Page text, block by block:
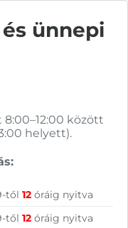
ünnepi
között
helyett).
től12 óráig nyitva
től12 óráig nyitva